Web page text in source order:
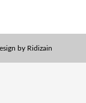
by Ridizain